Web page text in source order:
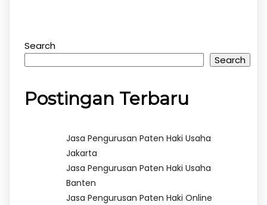
Search
Search
Postingan Terbaru
Jasa Pengurusan Paten Haki Usaha
Jakarta
Jasa Pengurusan Paten Haki Usaha
Banten
Jasa Pengurusan Paten Haki Online